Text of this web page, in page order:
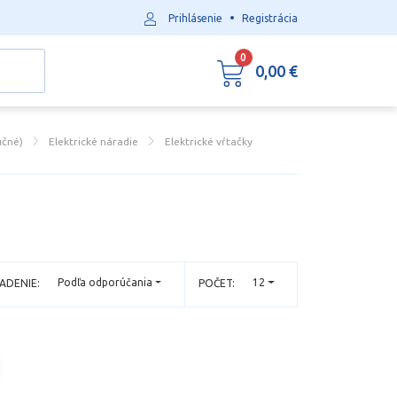
Elektrické náradie
Elektrické vŕtačky
POČET: 12
Podľa odporúčania
Prihlásenie • Registrácia
0
0,00 €